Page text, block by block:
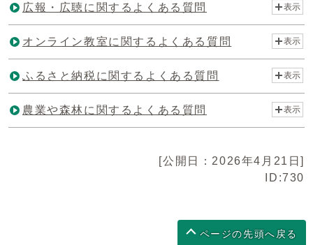
広報・広聴に関するよくある質問 表示
オンライン教室に関するよくある質問 表示
ふるさと納税に関するよくある質問 表示
農業や森林に関するよくある質問 表示
[公開日：2026年4月21日]
ID:730
ページの先頭へ戻る